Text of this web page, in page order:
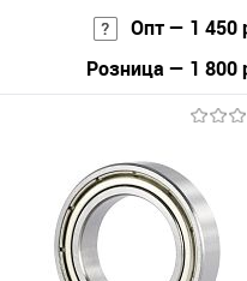
Опт — 1 450
Розница — 1 800
Купить в 1 клик
К
В избранное
В наличии